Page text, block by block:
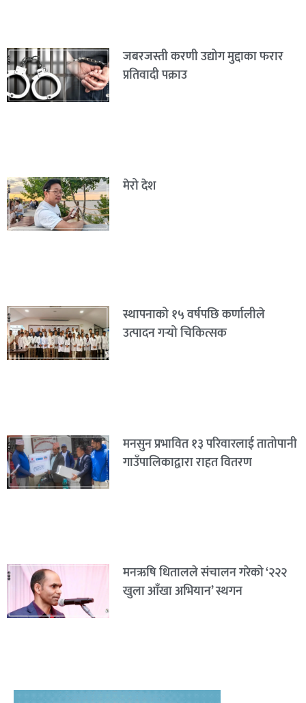
जबरजस्ती करणी उद्योग मुद्दाका फरार
प्रतिवादी पक्राउ
मेरो देश
स्थापनाको १५ वर्षपछि कर्णालीले
उत्पादन गर्‍यो चिकित्सक
मनसुन प्रभावित १३ परिवारलाई तातोपानी
गाउँपालिकाद्वारा राहत वितरण
मनऋषि धितालले संचालन गरेको ‘२२२
खुला आँखा अभियान’ स्थगन